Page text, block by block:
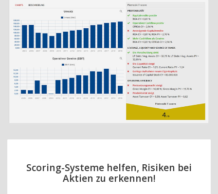
Scoring-Systeme helfen, Risiken bei
Aktien zu erkennen!